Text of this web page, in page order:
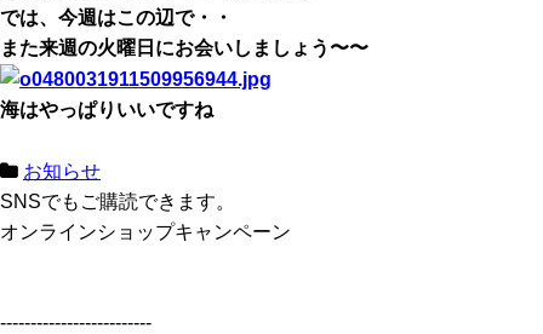
では、今週はこの辺で・・
また来週の火曜日にお会いしましょう〜〜
海はやっぱりいいですね
お知らせ
SNSでもご購読できます。
オンラインショップキャンペーン
-------------------------